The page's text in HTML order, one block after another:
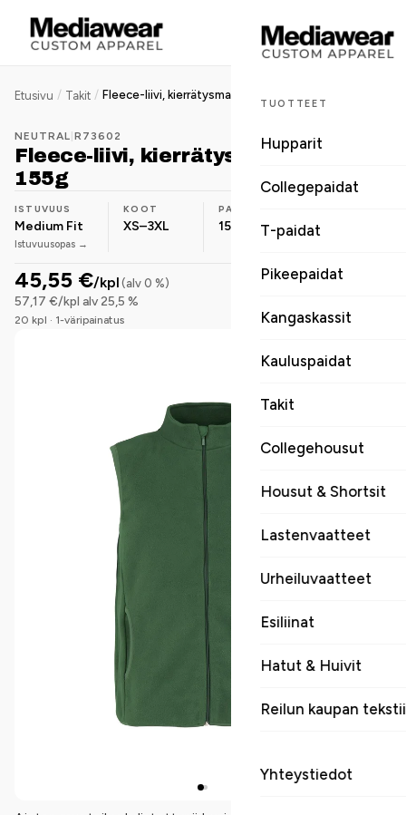
TUOTTEET
Hupparit
Collegepaidat
T-paidat
Pikeepaidat
Kangaskassit
Kauluspaidat
Takit
Collegehousut
Housut & Shortsit
Lastenvaatteet
Urheiluvaatteet
Esiliinat
Hatut & Huivit
Reilun kaupan
Yhteystiedot
Etusivu / Takit / Fleece-liivi, kierrätysmateriaali, 155g
NEUTRAL R73602
Fleece-liivi, kierrätysmateriaali,
155g
ISTUVUUS
Medium Fit
Istuvuusopas →
KOOT
XS–3XL
PAINO
155 g Polyesteri
45,55 €/kpl (alv 0 %)
57,17 €/kpl alv 25,5 %
20 kpl · 1-väripainatus